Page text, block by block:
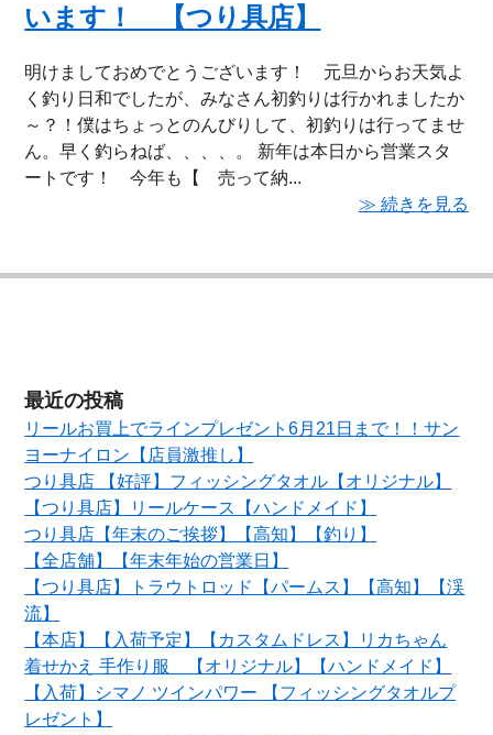
います！ 【つり具店】
明けましておめでとうございます！ 元旦からお天気よ
く釣り日和でしたが、みなさん初釣りは行かれましたか
～？！僕はちょっとのんびりして、初釣りは行ってませ
ん。早く釣らねば、、、、。 新年は本日から営業スタ
ートです！ 今年も【 売って納...
≫ 続きを見る
最近の投稿
リールお買上でラインプレゼント6月21日まで！！サン
ヨーナイロン【店員激推し】
つり具店 【好評】フィッシングタオル【オリジナル】
【つり具店】リールケース【ハンドメイド】
つり具店【年末のご挨拶】【高知】【釣り】
【全店舗】【年末年始の営業日】
【つり具店】トラウトロッド【パームス】【高知】【渓
流】
【本店】【入荷予定】【カスタムドレス】リカちゃん
着せかえ 手作り服 【オリジナル】【ハンドメイド】
【入荷】シマノ ツインパワー 【フィッシングタオルプ
レゼント】